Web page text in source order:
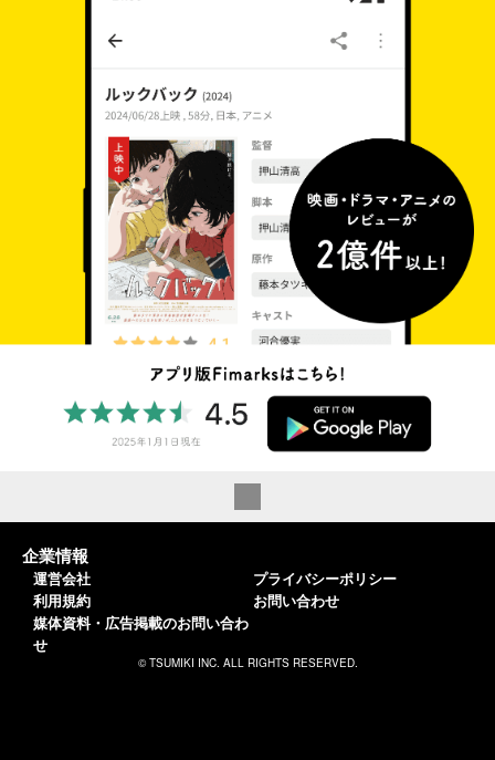
企業情報
運営会社
利用規約
媒体資料・広告掲載のお問い合わ
せ
プライバシーポリシー
お問い合わせ
© TSUMIKI INC. ALL RIGHTS RESERVED.